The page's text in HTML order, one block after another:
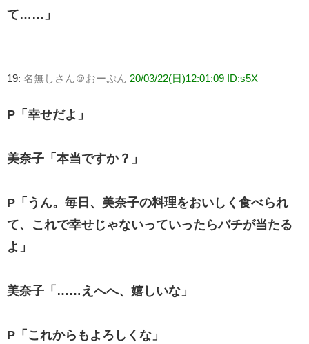
て……」
19: 名無しさん＠おーぷん 20/03/22(日)12:01:09 ID:s5X
P「幸せだよ」
美奈子「本当ですか？」
P「うん。毎日、美奈子の料理をおいしく食べられ
て、これで幸せじゃないっていったらバチが当たる
よ」
美奈子「……えへへ、嬉しいな」
P「これからもよろしくな」